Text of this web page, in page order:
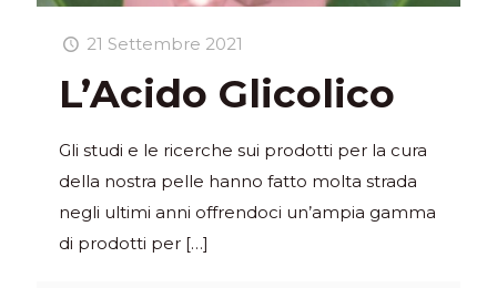
21 Settembre 2021
L’Acido Glicolico
Gli studi e le ricerche sui prodotti per la cura
della nostra pelle hanno fatto molta strada
negli ultimi anni offrendoci un’ampia gamma
di prodotti per […]